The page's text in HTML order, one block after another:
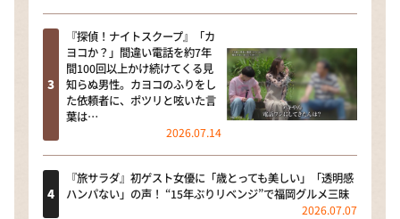
『探偵！ナイトスクープ』「カ
ヨコか？」間違い電話を約7年
間100回以上かけ続けてくる見
知らぬ男性。カヨコのふりをし
た依頼者に、ポツリと呟いた言
葉は…
2026.07.14
『旅サラダ』初ゲスト女優に「歳とっても美しい」「透明感
ハンパない」の声！ “15年ぶりリベンジ”で福岡グルメ三昧
2026.07.07